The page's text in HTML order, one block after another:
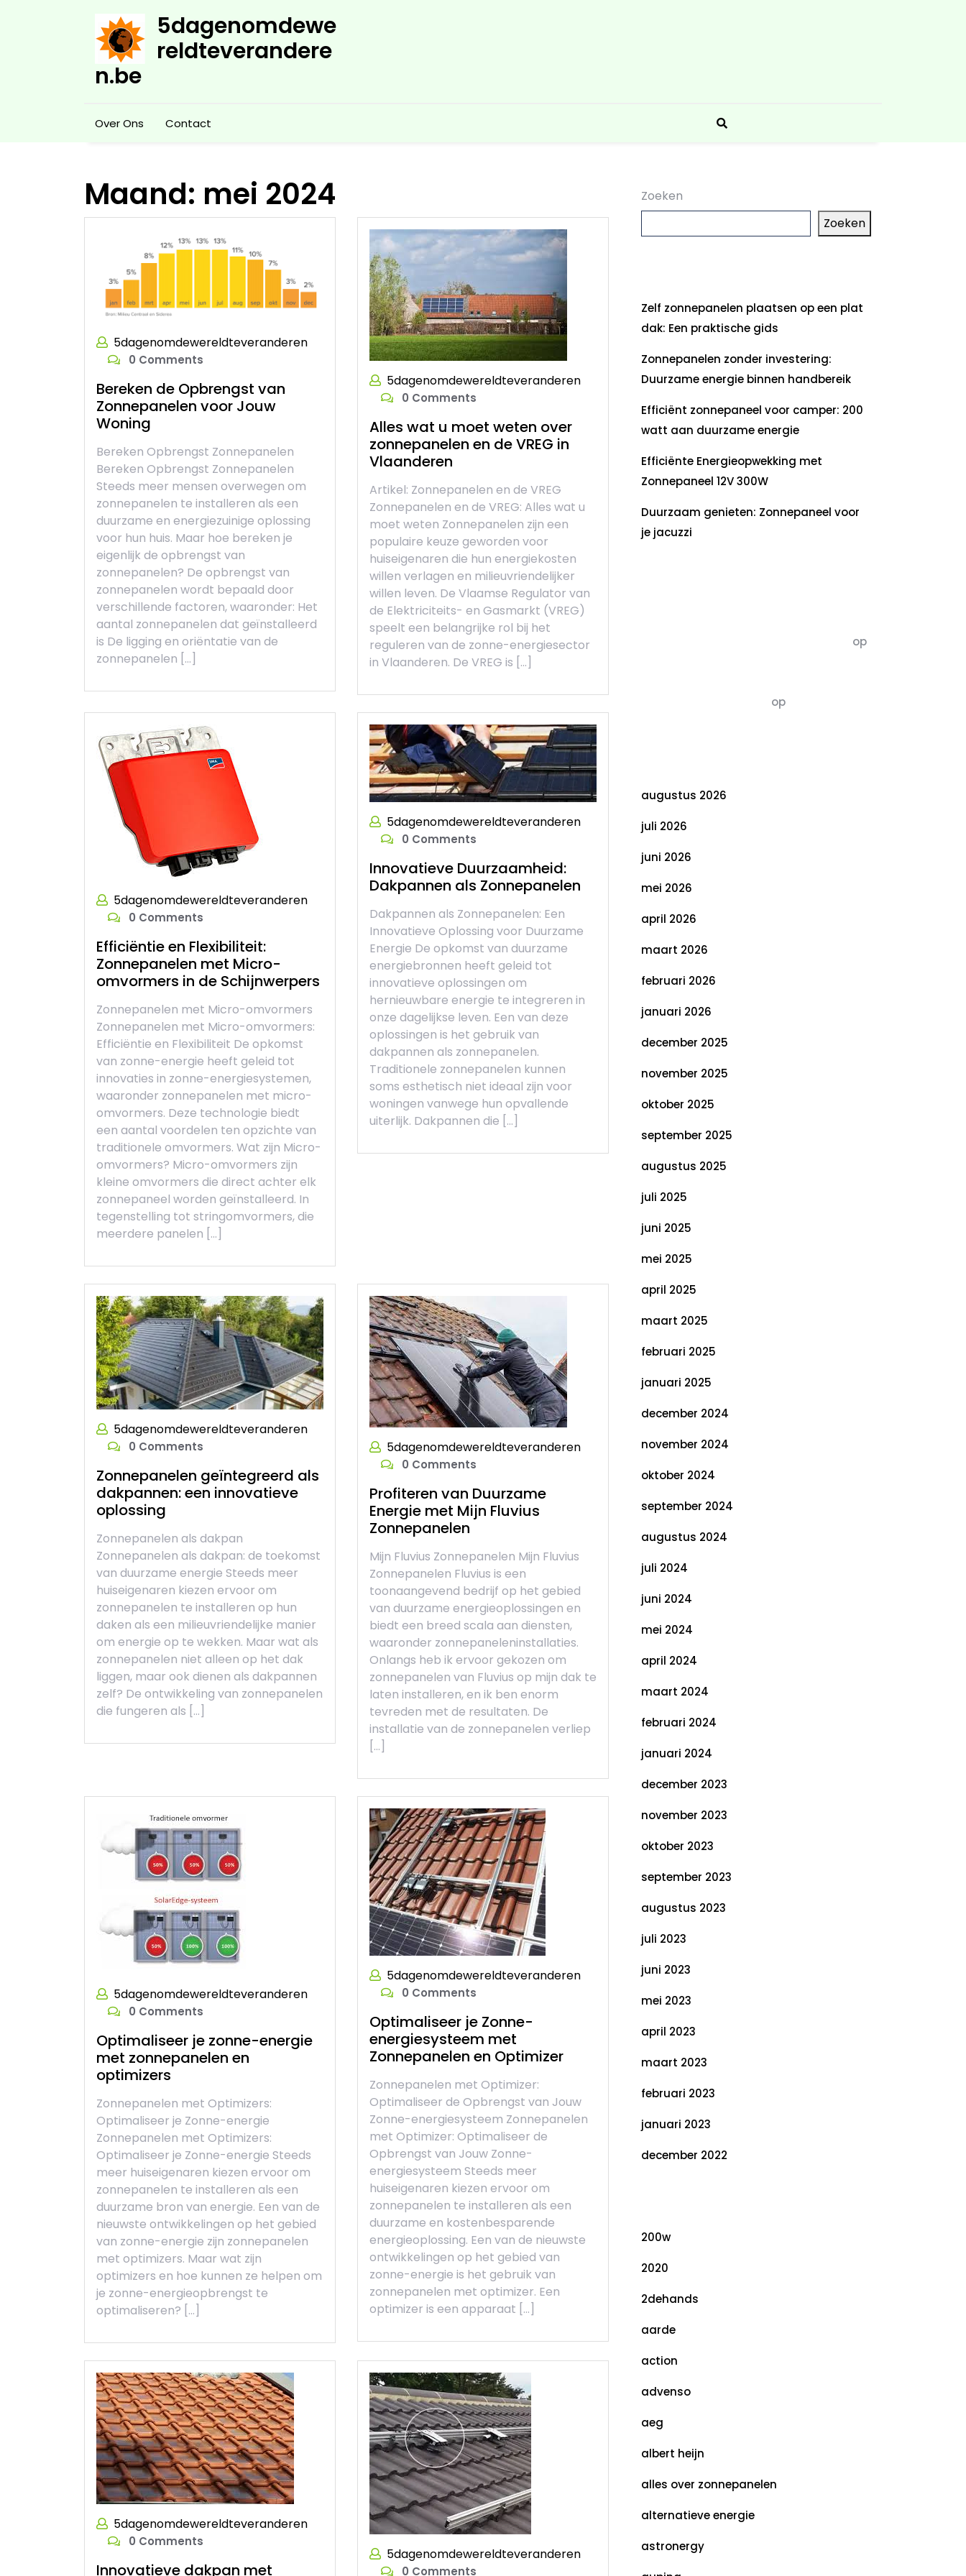
5dagenomdewe
reldteverandere
n.be
Over Ons Contact
Maand: mei 2024
5dagenomdewereldteveranderen
0 Comments
Bereken de Opbrengst van
Zonnepanelen voor Jouw
Woning
Bereken Opbrengst Zonnepanelen
Bereken Opbrengst Zonnepanelen
Steeds meer mensen overwegen om
zonnepanelen te installeren als een
duurzame en energiezuinige oplossing
voor hun huis. Maar hoe bereken je
eigenlijk de opbrengst van
zonnepanelen? De opbrengst van
zonnepanelen wordt bepaald door
verschillende factoren, waaronder: Het
aantal zonnepanelen dat geïnstalleerd
is De ligging en oriëntatie van de
zonnepanelen […]
5dagenomdewereldteveranderen
0 Comments
Alles wat u moet weten over
zonnepanelen en de VREG in
Vlaanderen
Artikel: Zonnepanelen en de VREG
Zonnepanelen en de VREG: Alles wat u
moet weten Zonnepanelen zijn een
populaire keuze geworden voor
huiseigenaren die hun energiekosten
willen verlagen en milieuvriendelijker
willen leven. De Vlaamse Regulator van
de Elektriciteits- en Gasmarkt (VREG)
speelt een belangrijke rol bij het
reguleren van de zonne-energiesector
in Vlaanderen. De VREG is […]
5dagenomdewereldteveranderen
0 Comments
Efficiëntie en Flexibiliteit:
Zonnepanelen met Micro-
omvormers in de Schijnwerpers
Zonnepanelen met Micro-omvormers
Zonnepanelen met Micro-omvormers:
Efficiëntie en Flexibiliteit De opkomst
van zonne-energie heeft geleid tot
innovaties in zonne-energiesystemen,
waaronder zonnepanelen met micro-
omvormers. Deze technologie biedt
een aantal voordelen ten opzichte van
traditionele omvormers. Wat zijn Micro-
omvormers? Micro-omvormers zijn
kleine omvormers die direct achter elk
zonnepaneel worden geïnstalleerd. In
tegenstelling tot stringomvormers, die
meerdere panelen […]
5dagenomdewereldteveranderen
0 Comments
Innovatieve Duurzaamheid:
Dakpannen als Zonnepanelen
Dakpannen als Zonnepanelen: Een
Innovatieve Oplossing voor Duurzame
Energie De opkomst van duurzame
energiebronnen heeft geleid tot
innovatieve oplossingen om
hernieuwbare energie te integreren in
onze dagelijkse leven. Een van deze
oplossingen is het gebruik van
dakpannen als zonnepanelen.
Traditionele zonnepanelen kunnen
soms esthetisch niet ideaal zijn voor
woningen vanwege hun opvallende
uiterlijk. Dakpannen die […]
5dagenomdewereldteveranderen
0 Comments
Zonnepanelen geïntegreerd als
dakpannen: een innovatieve
oplossing
Zonnepanelen als dakpan
Zonnepanelen als dakpan: de toekomst
van duurzame energie Steeds meer
huiseigenaren kiezen ervoor om
zonnepanelen te installeren op hun
daken als een milieuvriendelijke manier
om energie op te wekken. Maar wat als
zonnepanelen niet alleen op het dak
liggen, maar ook dienen als dakpannen
zelf? De ontwikkeling van zonnepanelen
die fungeren als […]
5dagenomdewereldteveranderen
0 Comments
Profiteren van Duurzame
Energie met Mijn Fluvius
Zonnepanelen
Mijn Fluvius Zonnepanelen Mijn Fluvius
Zonnepanelen Fluvius is een
toonaangevend bedrijf op het gebied
van duurzame energieoplossingen en
biedt een breed scala aan diensten,
waaronder zonnepaneleninstallaties.
Onlangs heb ik ervoor gekozen om
zonnepanelen van Fluvius op mijn dak te
laten installeren, en ik ben enorm
tevreden met de resultaten. De
installatie van de zonnepanelen verliep
[…]
5dagenomdewereldteveranderen
0 Comments
Optimaliseer je zonne-energie
met zonnepanelen en
optimizers
Zonnepanelen met Optimizers:
Optimaliseer je Zonne-energie
Zonnepanelen met Optimizers:
Optimaliseer je Zonne-energie Steeds
meer huiseigenaren kiezen ervoor om
zonnepanelen te installeren als een
duurzame bron van energie. Een van de
nieuwste ontwikkelingen op het gebied
van zonne-energie zijn zonnepanelen
met optimizers. Maar wat zijn
optimizers en hoe kunnen ze helpen om
je zonne-energieopbrengst te
optimaliseren? […]
5dagenomdewereldteveranderen
0 Comments
Optimaliseer je Zonne-
energiesysteem met
Zonnepanelen en Optimizer
Zonnepanelen met Optimizer:
Optimaliseer de Opbrengst van Jouw
Zonne-energiesysteem Zonnepanelen
met Optimizer: Optimaliseer de
Opbrengst van Jouw Zonne-
energiesysteem Steeds meer
huiseigenaren kiezen ervoor om
zonnepanelen te installeren als een
duurzame en kostenbesparende
energieoplossing. Een van de nieuwste
ontwikkelingen op het gebied van
zonne-energie is het gebruik van
zonnepanelen met optimizer. Een
optimizer is een apparaat […]
5dagenomdewereldteveranderen
0 Comments
Innovatieve dakpan met
5dagenomdewereldteveranderen
0 Comments
Zoeken
Zoeken
Zelf zonnepanelen plaatsen op een plat
dak: Een praktische gids
Zonnepanelen zonder investering:
Duurzame energie binnen handbereik
Efficiënt zonnepaneel voor camper: 200
watt aan duurzame energie
Efficiënte Energieopwekking met
Zonnepaneel 12V 300W
Duurzaam genieten: Zonnepaneel voor
je jacuzzi
op
op
augustus 2026
juli 2026
juni 2026
mei 2026
april 2026
maart 2026
februari 2026
januari 2026
december 2025
november 2025
oktober 2025
september 2025
augustus 2025
juli 2025
juni 2025
mei 2025
april 2025
maart 2025
februari 2025
januari 2025
december 2024
november 2024
oktober 2024
september 2024
augustus 2024
juli 2024
juni 2024
mei 2024
april 2024
maart 2024
februari 2024
januari 2024
december 2023
november 2023
oktober 2023
september 2023
augustus 2023
juli 2023
juni 2023
mei 2023
april 2023
maart 2023
februari 2023
januari 2023
december 2022
200w
2020
2dehands
aarde
action
advenso
aeg
albert heijn
alles over zonnepanelen
alternatieve energie
astronergy